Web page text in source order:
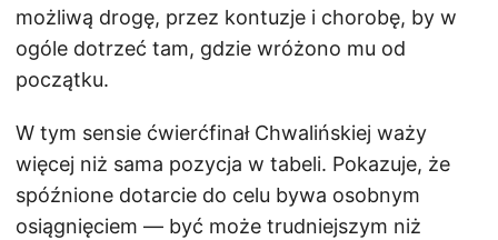
możliwą drogę, przez kontuzje i chorobę, by w
ogóle dotrzeć tam, gdzie wróżono mu od
początku.
W tym sensie ćwierćfinał Chwalińskiej waży
więcej niż sama pozycja w tabeli. Pokazuje, że
spóźnione dotarcie do celu bywa osobnym
osiągnięciem — być może trudniejszym niż